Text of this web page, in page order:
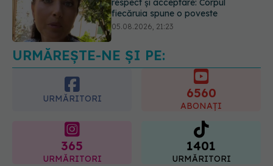
Medicii de la Fundeni demontează
unul dintre cele mai răspândite
mituri despre diabet
URMĂREȘTE-NE ȘI PE:
URMĂRITORI 6560
ABONAȚI
365
URMĂRITORI
1401
URMĂRITORI